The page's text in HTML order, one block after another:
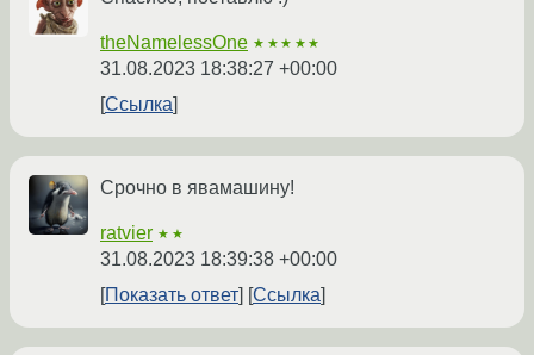
theNamelessOne ★★★★★
31.08.2023 18:38:27 +00:00
Ссылка
Срочно в явамашину!
ratvier ★★
31.08.2023 18:39:38 +00:00
Показать ответ
Ссылка